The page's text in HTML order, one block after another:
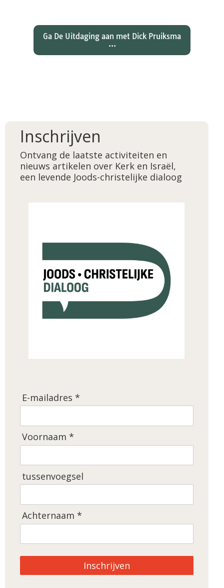
Ga De Uitdaging aan met Dick Pruiksma
...
Inschrijven
Ontvang de laatste activiteiten en
nieuws artikelen over Kerk en Israël,
een levende Joods-christelijke dialoog
E-mailadres *
Voornaam *
tussenvoegsel
Achternaam *
Inschrijven